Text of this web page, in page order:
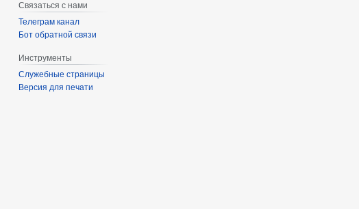
Связаться с нами
Телеграм канал
Бот обратной связи
Инструменты
Служебные страницы
Версия для печати